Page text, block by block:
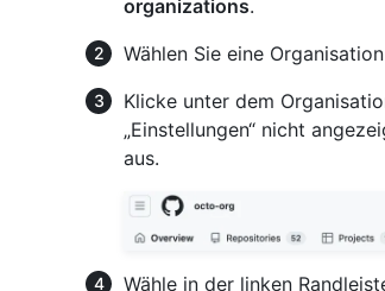
organizations.
Wählen Sie eine
Klicke unter dem
„Einstellungen“ nicht
aus.
Wähle in der linken